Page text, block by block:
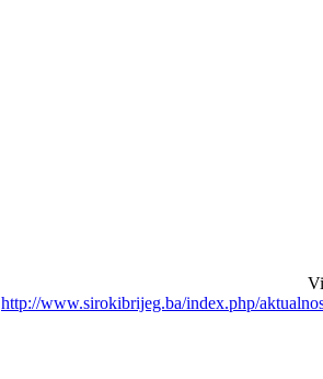
http://www.sirokibrijeg.ba/index.php/